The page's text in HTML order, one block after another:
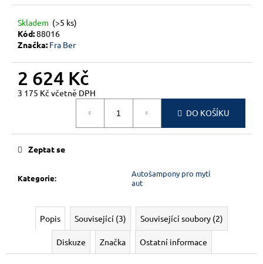
Skladem (>5 ks)
Kód:88016
Značka: Fra Ber
2 624 Kč
3 175 Kč včetně DPH
DO KOŠÍKU
Kategorie:
Autošampony pro mytí
aut
Zeptat se
Popis Související (3) Související soubory (2)
Diskuze Značka Ostatní informace
j
e
m
e